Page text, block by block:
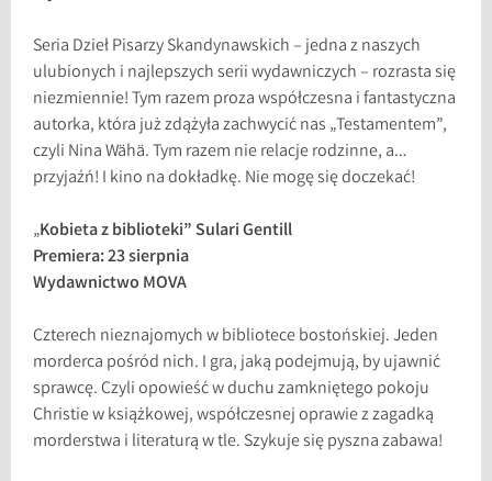
Seria Dzieł Pisarzy Skandynawskich – jedna z naszych
ulubionych i najlepszych serii wydawniczych – rozrasta się
niezmiennie! Tym razem proza współczesna i fantastyczna
autorka, która już zdążyła zachwycić nas „Testamentem”,
czyli Nina Wähä. Tym razem nie relacje rodzinne, a…
przyjaźń! I kino na dokładkę. Nie mogę się doczekać!
„Kobieta z biblioteki” Sulari Gentill
Premiera: 23 sierpnia
Wydawnictwo MOVA
Czterech nieznajomych w bibliotece bostońskiej. Jeden
morderca pośród nich. I gra, jaką podejmują, by ujawnić
sprawcę. Czyli opowieść w duchu zamkniętego pokoju
Christie w książkowej, współczesnej oprawie z zagadką
morderstwa i literaturą w tle. Szykuje się pyszna zabawa!